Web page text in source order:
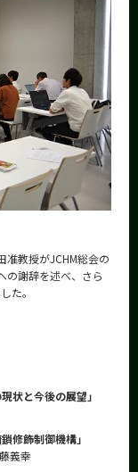
准教授がJCHM総会の
の謝辞を述べ、さら
た。
状と今後の展望」
修飾制御機構」
義幸